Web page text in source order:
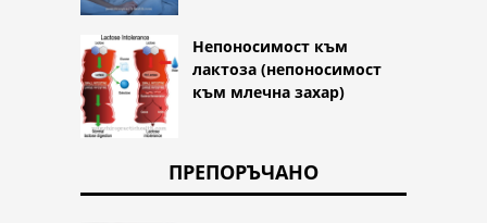
Непоносимост към
лактоза (непоносимост
към млечна захар)
ПРЕПОРЪЧАНО